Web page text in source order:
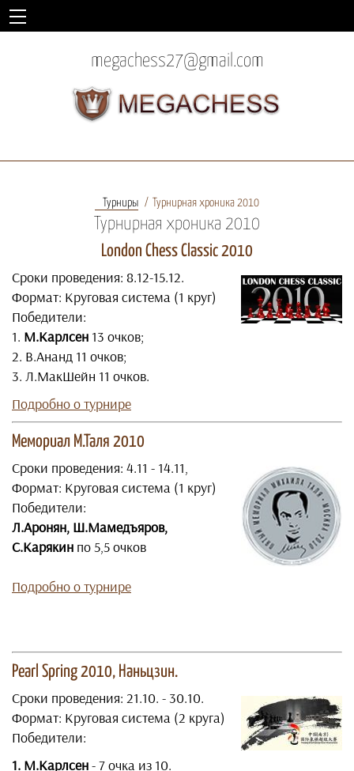
megachess27@gmail.com
Турниры Турнирная хроника 2010
Турнирная хроника 2010
London Chess Classic 2010
Сроки проведения: 8.12-15.12.
Формат: Круговая система (1 круг)
Победители:
1. М.Карлсен 13 очков;
2. В.Ананд 11 очков;
3. Л.МакШейн 11 очков.
Подробно о турнире
Мемориал М.Таля 2010
Сроки проведения: 4.11 - 14.11,
Формат: Круговая система (1 круг)
Победители:
Л.Аронян, Ш.Мамедъяров,
С.Карякин по 5,5 очков
Подробно о турнире
Pearl Spring 2010, Наньцзин.
Сроки проведения: 21.10. - 30.10.
Формат: Круговая система (2 круга)
Победители:
1. М.Карлсен- 7 очка из 10.